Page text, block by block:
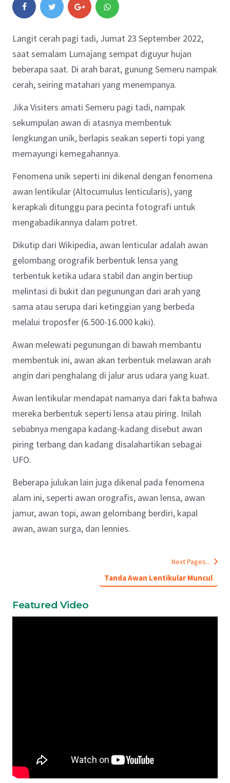
Langit cerah pagi tadi, Jumat 23 September 2022,
saat semalam Lumajang sempat diguyur hujan
beberapa saat. Di arah barat, gunung Semeru nampak
cerah, seiring matahari yang menempanya.
Jika Visiters amati Semeru pagi tadi, nampak
sekumpulan awan di atasnya membentuk
lengkungan unik, berlapis seakan seperti topi yang
memayungi kemegahannya.
Fenomena unik seperti ini dikenal dengan fenomena
awan lentikular (Altocumulus lenticularis), yang
kerapkali ditunggu para pecinta fotografi untuk
mengabadikannya dalam potret.
Dikutip dari Wikipedia, awan lenticular adalah awan
gelombang orografik berbentuk lensa yang
terbentuk ketika udara stabil dan angin bertiup
melintasi di bukit dan pegunungan dari arah yang
sama atau serupa dari ketinggian yang berbeda
melalui troposfer (6.500-16.000 kaki).
Awan melewati pegunungan di bawah membantu
membentuk ini, awan akan terbentuk melawan arah
angin dari penghalang di jalur arus udara yang kuat.
Awan lentikular mendapat namanya dari fakta bahwa
mereka berbentuk seperti lensa atau piring. Inilah
sebabnya mengapa kadang-kadang disebut awan
piring terbang dan kadang disalahartikan sebagai
UFO.
Beberapa julukan lain juga dikenal pada fenomena
alam ini, seperti awan orografis, awan lensa, awan
jamur, awan topi, awan gelombang berdiri, kapal
awan, awan surga, dan lennies.
Next Pages...
Tanda Awan Lentikular Muncul
Featured Video